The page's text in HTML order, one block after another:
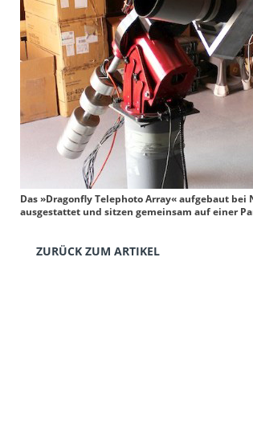
Das »Dragonfly Telephoto Array« aufgebaut bei
ausgestattet und sitzen gemeinsam auf einer
ZURÜCK ZUM ARTIKEL